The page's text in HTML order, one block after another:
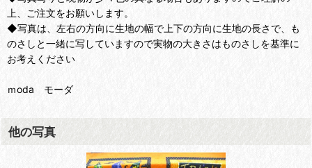
上、ご注文をお願いします。
◆写真は、左右の方向に生地の幅で上下の方向に生地の長さで、も
のさしと一緒に写していますので実物の大きさはものさしを基準に
お考えください
ｍoda モーダ
他の写真